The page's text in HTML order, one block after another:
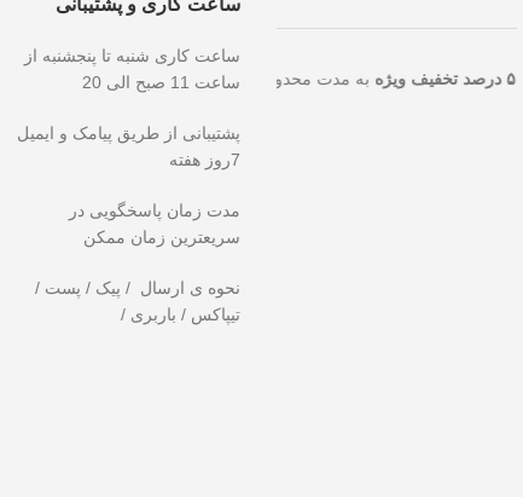
۵۰ درصد تخفیف ویژه به مدت محدود روی تمامی را از دست ندهید!
ساعت کاری و پشتیبانی
ساعت کاری شنبه تا پنجشنبه از
ساعت 11 صبح الی 20
پشتیبانی از طریق پیامک و ایمیل
7روز هفته
مدت زمان پاسخگویی در
سریعترین زمان ممکن
نحوه ی ارسال / پیک / پست /
تیپاکس / باربری /